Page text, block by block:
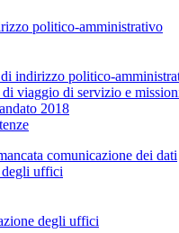
politico-amministrativo
indirizzo politico-
viaggio di servizio e
2018
comunicazione dei dati
uffici
degli uffici